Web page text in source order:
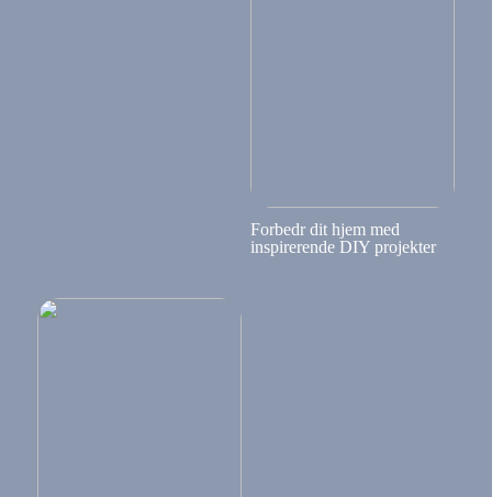
Forbedr dit hjem med
inspirerende DIY projekter